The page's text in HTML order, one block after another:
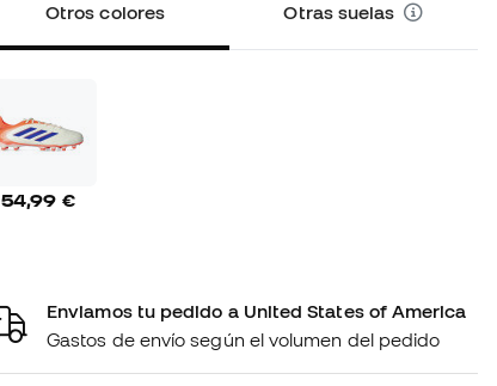
Otros colores Otras suelas
54,99 €
Enviamos tu pedido a United States of America
Gastos de envío según el volumen del pedido